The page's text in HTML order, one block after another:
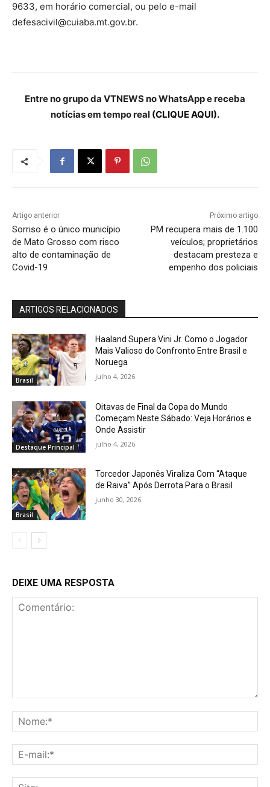
9633, em horário comercial, ou pelo e-mail
defesacivil@cuiaba.mt.gov.br.
Entre no grupo da VTNEWS no WhatsApp e receba
notícias em tempo real (CLIQUE AQUI).
Artigo anterior
Sorriso é o único município
de Mato Grosso com risco
alto de contaminação de
Covid-19
Próximo artigo
PM recupera mais de 1.100
veículos; proprietários
destacam presteza e
empenho dos policiais
ARTIGOS RELACIONADOS
Brasil
Haaland Supera Vini Jr. Como o Jogador
Mais Valioso do Confronto Entre Brasil e
Noruega
julho 4, 2026
Destaque Principal
Oitavas de Final da Copa do Mundo
Começam Neste Sábado: Veja Horários e
Onde Assistir
julho 4, 2026
Brasil
Torcedor Japonês Viraliza Com “Ataque
de Raiva” Após Derrota Para o Brasil
junho 30, 2026
DEIXE UMA RESPOSTA